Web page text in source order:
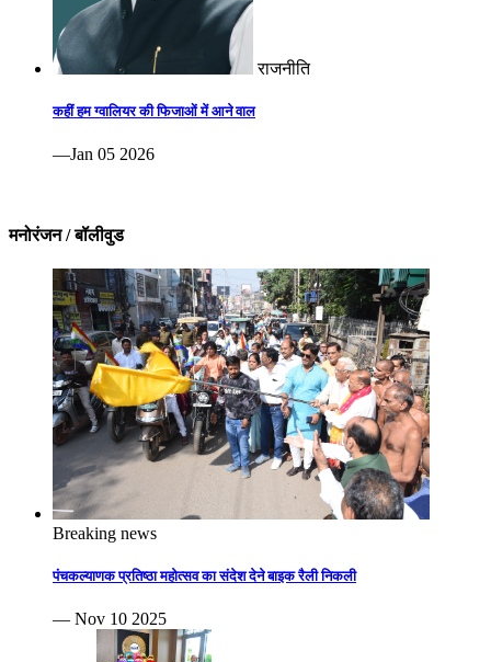
राजनीति
कहीं हम ग्वालियर की फिजाओं में आने वाल
—Jan 05 2026
मनोरंजन / बॉलीवुड
Breaking news
पंचकल्याणक प्रतिष्ठा महोत्सव का संदेश देने बाइक रैली निकली
— Nov 10 2025